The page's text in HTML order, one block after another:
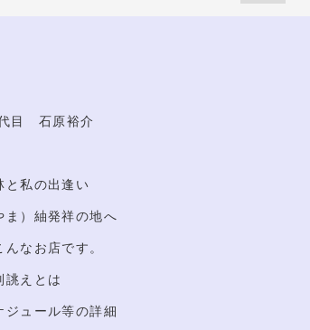
目 石原裕介
と私の出逢い
ま）紬発祥の地へ
なお店です。
誂えとは
ジュール等の詳細